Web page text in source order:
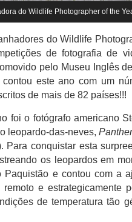
do Wildlife Photographer of the
do Wildlife
de fotografia de
pelo Museu Inglês
este ano com um
de mais de 82 países!!!
foi o fotógrafo americano
leopardo-das-neves,
Para conquistar esta
os leopardos em
Paquistão e contou com a
e estrategicamente
de temperatura tão